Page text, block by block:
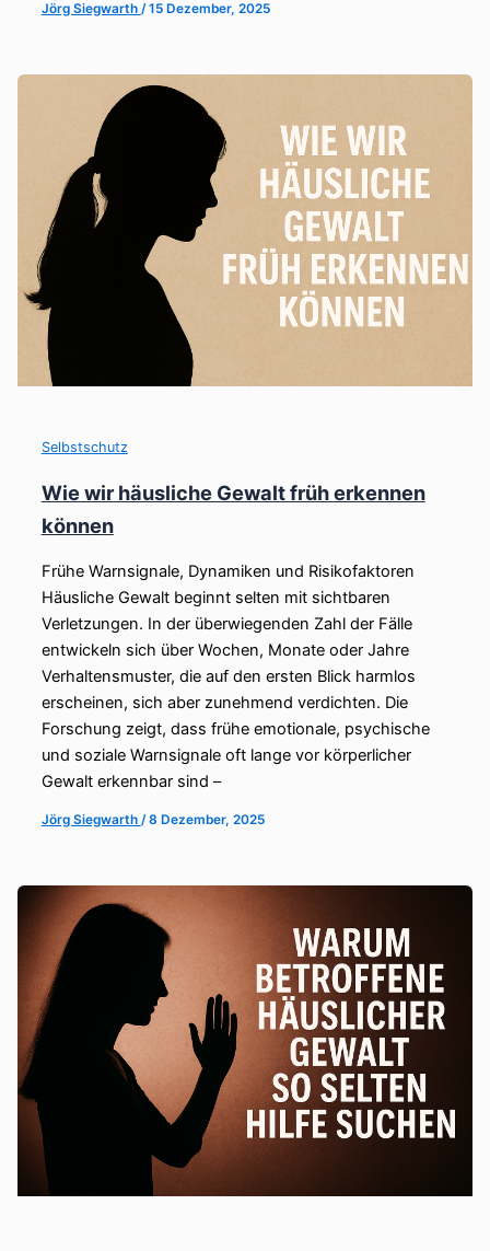
Jörg Siegwarth /15 Dezember, 2025
Selbstschutz
Wie wir häusliche Gewalt früh erkennen
können
Frühe Warnsignale, Dynamiken und Risikofaktoren
Häusliche Gewalt beginnt selten mit sichtbaren
Verletzungen. In der überwiegenden Zahl der Fälle
entwickeln sich über Wochen, Monate oder Jahre
Verhaltensmuster, die auf den ersten Blick harmlos
erscheinen, sich aber zunehmend verdichten. Die
Forschung zeigt, dass frühe emotionale, psychische
und soziale Warnsignale oft lange vor körperlicher
Gewalt erkennbar sind –
Jörg Siegwarth /8 Dezember, 2025